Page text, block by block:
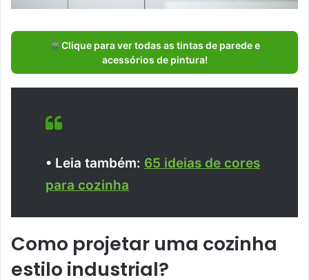
Clique para ver todas as tintas de parede e
acessórios de pintura!
• Leia também: 65 ideias de cores
para cozinha
Como projetar uma cozinha
estilo industrial?